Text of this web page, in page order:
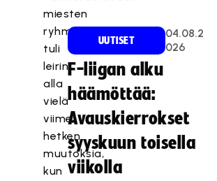
miesten
ryhmään
tuli
leirin
alla
vielä
viime
hetken
muutoksia,
kun
UUTISET
04.08.2
026
F-liigan alku
häämöttää:
Avauskierrokset
syyskuun toisella
viikolla